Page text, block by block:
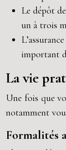
Le dépôt
un à trois
important
La vie
Une fois que
notamment
Formalités